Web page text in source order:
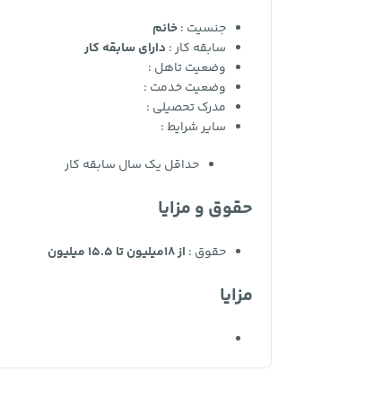
جنسیت :خانم
سابقه کار : دارای سابقه کار
وضعیت تاهل :
وضعیت خدمت :
مدرک تحصیلی :
سایر شرایط :
حداقل یک سال سابقه کار
حقوق و مزایا
حقوق : از 18میلیون تا 15.5 میلیون
مزایا